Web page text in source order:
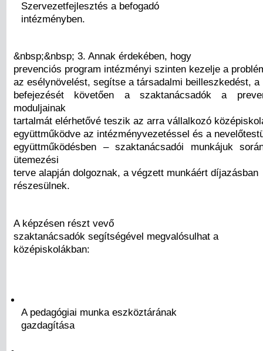
Szervezetfejlesztés a befogadó
intézményben.
&nbsp;&nbsp; 3. Annak érdekében, hogy
prevenciós program intézményi szinten kezelje a
az esélynövelést, segítse a társadalmi beilleszkedést, a
befejezését követően a szaktanácsadók a
moduljainak
tartalmát elérhetővé teszik az arra vállalkozó
együttműködve az intézményvezetéssel és a
együttműködésben – szaktanácsadói munkájuk
ütemezési
terve alapján dolgoznak, a végzett munkáért díjazásban
részesülnek.
A képzésen részt vevő
szaktanácsadók segítségével megvalósulhat a
középiskolákban:
A pedagógiai munka eszköztárának
gazdagítása